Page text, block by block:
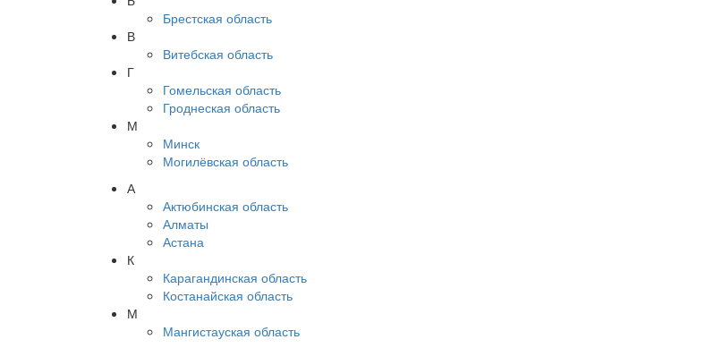
Брестская область
В
Витебская область
Г
Гомельская область
Гроднеская область
М
Минск
Могилёвская область
А
Актюбинская область
Алматы
Астана
К
Карагандинская область
Костанайская область
М
Мангистауская область